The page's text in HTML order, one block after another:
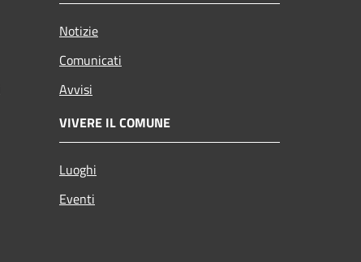
Notizie
Comunicati
Avvisi
VIVERE IL COMUNE
Luoghi
Eventi